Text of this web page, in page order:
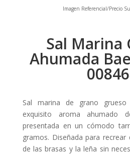
Imagen Referencial/Precio
Sal Marina
Ahumada
Sal marina de grano
exquisito aroma ahumado
presentada en un cómodo
gramos. Diseñada para
de las brasas y la leña sin